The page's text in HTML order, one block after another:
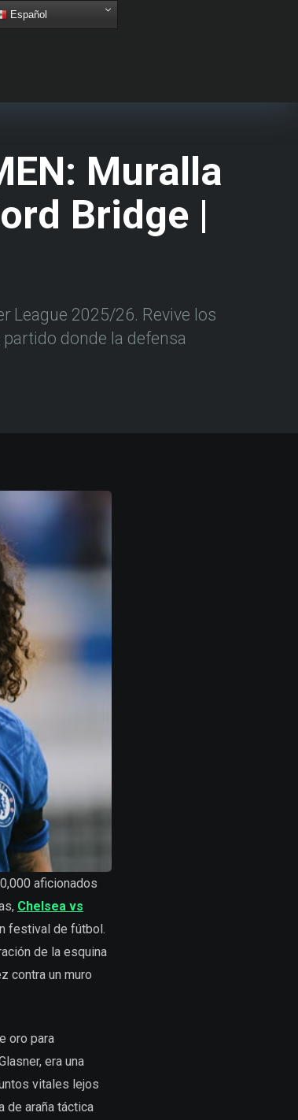
Español
Muralla
Bridge |
League 2025/26. Revive los
donde la defensa
aficionados
Chelsea vs
festival de fútbol.
de la esquina
contra un muro
oro para
era una
vitales lejos
de araña táctica